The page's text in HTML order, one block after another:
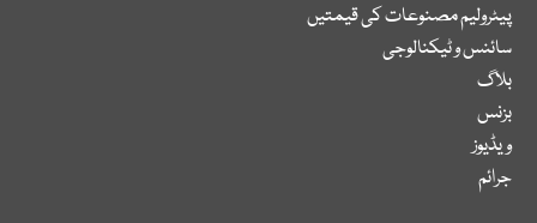
پیٹرولیم مصنوعات کی قیمتیں
سائنس و ٹیکنالوجی
بلاگ
بزنس
ویڈیوز
جرائم